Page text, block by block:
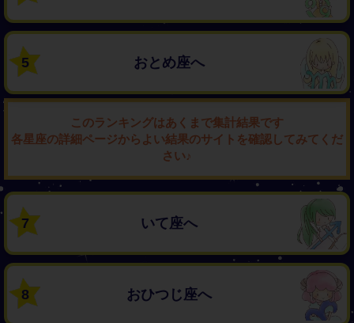
5 おとめ座へ
このランキングはあくまで集計結果です
各星座の詳細ページからよい結果のサイトを確認してみてくだ
さい♪
7 いて座へ
8 おひつじ座へ